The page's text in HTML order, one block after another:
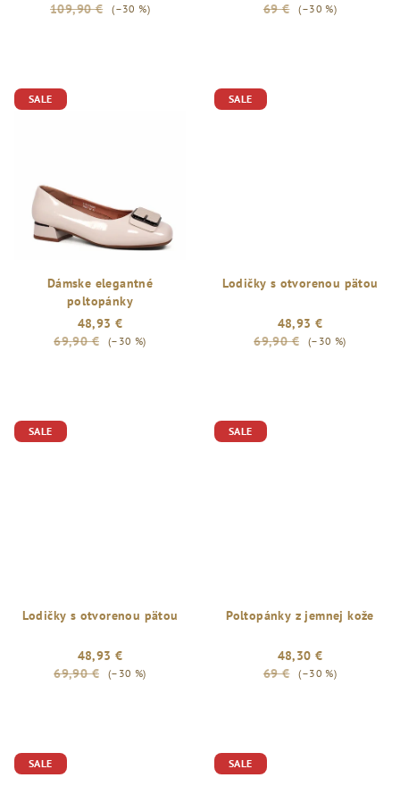
109,90 €
(–30 %)
69 €
(–30 %)
SALE
Dámske elegantné
poltopánky
48,93 €
69,90 €
(–30 %)
SALE
Lodičky s otvorenou pätou
48,93 €
69,90 €
(–30 %)
SALE
Lodičky s otvorenou pätou
48,93 €
69,90 €
(–30 %)
SALE
Poltopánky z jemnej kože
48,30 €
69 €
(–30 %)
SALE SALE